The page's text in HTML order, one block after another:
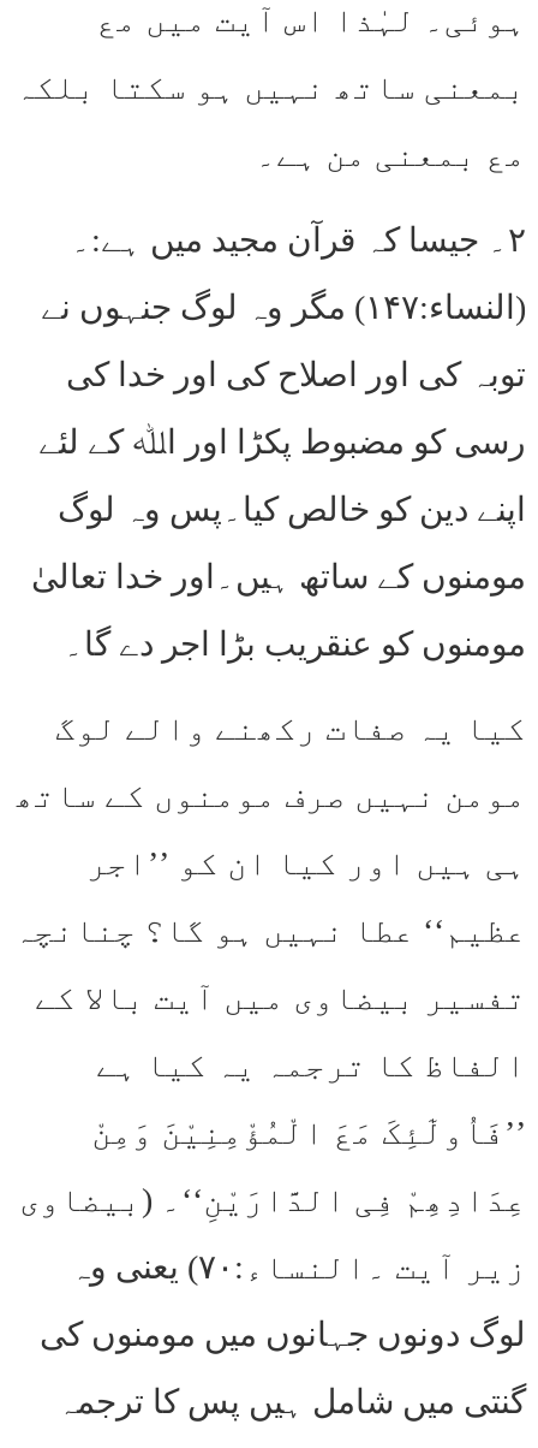
ہوئی۔ لہٰذا اس آیت میں مع
بمعنی ساتھ نہیں ہو سکتا بلکہ
مع بمعنی من ہے۔
۲۔ جیسا کہ قرآن مجید میں ہے:۔
(النساء:۱۴۷) مگر وہ لوگ جنہوں نے
توبہ کی اور اصلاح کی اور خدا کی
رسی کو مضبوط پکڑا اور اﷲ کے لئے
اپنے دین کو خالص کیا۔پس وہ لوگ
مومنوں کے ساتھ ہیں۔اور خدا تعالیٰ
مومنوں کو عنقریب بڑا اجر دے گا۔
کیا یہ صفات رکھنے والے لوگ
مومن نہیں صرف مومنوں کے ساتھ
ہی ہیں اور کیا ان کو ’’اجر
عظیم‘‘ عطا نہیں ہو گا؟ چنانچہ
تفسیر بیضاوی میں آیت بالا کے
الفاظ کا ترجمہ یہ کیا ہے
’’فَاُولٰٓئِکَ مَعَ الْمُؤْمِنِیْنَ وَمِنْ
عِدَادِھِمْ فِی الدَّارَیْنِ‘‘۔ (بیضاوی
زیر آیت ۔النساء:۷۰) یعنی وہ
لوگ دونوں جہانوں میں مومنوں کی
گنتی میں شامل ہیں پس کا ترجمہ